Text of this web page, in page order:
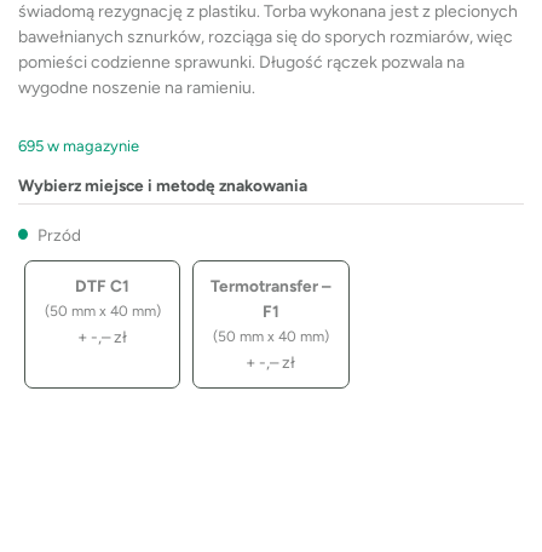
świadomą rezygnację z plastiku. Torba wykonana jest z plecionych
bawełnianych sznurków, rozciąga się do sporych rozmiarów, więc
pomieści codzienne sprawunki. Długość rączek pozwala na
wygodne noszenie na ramieniu.
695 w magazynie
Wybierz miejsce i metodę znakowania
Przód
DTF C1
(50 mm x 40 mm)
+ -,–zł
Termotransfer –
F1
(50 mm x 40 mm)
+ -,–zł